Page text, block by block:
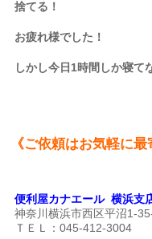
捨てる！
お疲れ様でした！
しかし今日1時間しか寝て
《ご依頼はお気軽に最
便利屋カナエール 横浜支
神奈川横浜市西区平沼1-
ＴＥＬ：045-412-3004